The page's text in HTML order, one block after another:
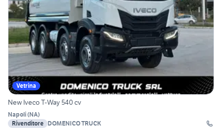
Vetrina
New Iveco T-Way 540 cv
Napoli(NA)
Rivenditore DOMENICO TRUCK